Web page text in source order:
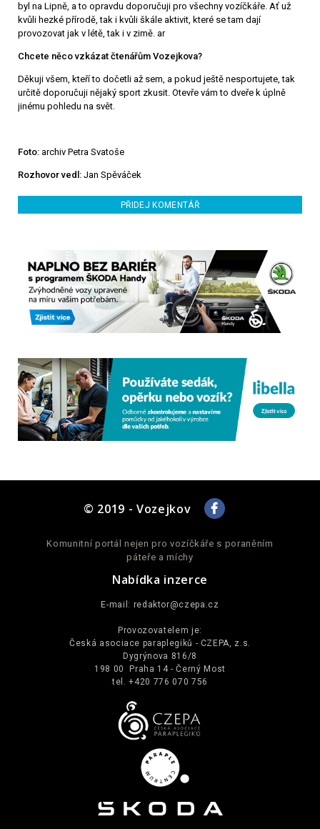
byl na Lipně, a to opravdu doporučuji pro všechny vozíčkáře. Ať už
kvůli hezké přírodě, tak i kvůli škále aktivit, které se tam dají
provozovat jak v létě, tak i v zimě. ar
Chcete něco vzkázat čtenářům Vozejkova?
Děkuji všem, kteří to dočetli až sem, a pokud ještě nesportujete, tak
určitě doporučuji nějaký sport zkusit. Otevře vám to dveře k úplně
jinému pohledu na svět.
Foto: archiv Petra Svatoše
Rozhovor vedl: Jan Spěváček
PŘIDEJ KOMENTÁŘ
© 2019 - Vozejkov
Komunitní portál nejen pro vozíčkáře s poraněním
páteře a míchy
Nabídka inzerce
E-mail: redaktor@czepa.cz
Provozovatelem je:
Česká asociace paraplegiků - CZEPA, z.s.
Dygrýnova 816/8
198 00 Praha 14 - Černý Most
tel. +420 776 070 756